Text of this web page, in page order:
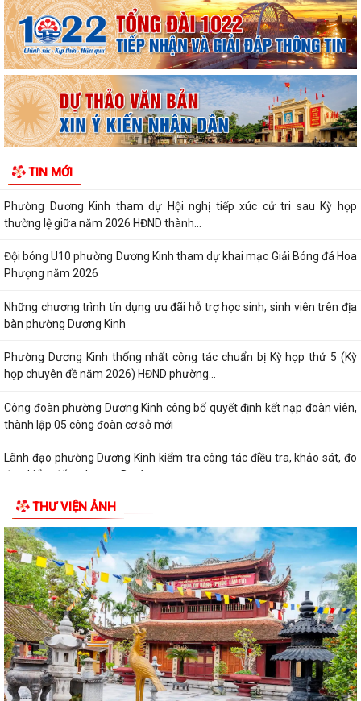
TIN MỚI
PHƯỜNG DƯƠNG KINH TRIỂN KHAI CHIẾN DỊCH 100 NGÀY THỰC HIỆN
CÁC NHIỆM VỤ VỀ CHUYỂN ĐỔI SỐ TRONG CÔNG...
PHƯỜNG DƯƠNG KINH TỔ CHỨC LỚP BỒI DƯỠNG NGHIỆP VỤ CÔNG
TÁC ĐẢNG CHO CẤP UỶ CƠ SỞ NĂM 2026
Phường Dương Kinh tổ chức họp triển khai Kế hoạch thu hồi đất thực
hiện Dự án khu tái định cư 2,7...
TỤC HÀNH CHÍNH THỨ 5 HẰNG TUẦN”
Phường Dương Kinh tham dự Hội nghị tiếp xúc cử tri sau Kỳ họp
thường lệ giữa năm 2026 HĐND thành...
Đội bóng U10 phường Dương Kinh tham dự khai mạc Giải Bóng đá Hoa
Phượng năm 2026
Những chương trình tín dụng ưu đãi hỗ trợ học sinh, sinh viên trên địa
bàn phường Dương Kinh
Phường Dương Kinh thống nhất công tác chuẩn bị Kỳ họp thứ 5 (Kỳ
họp chuyên đề năm 2026) HĐND phường...
Công đoàn phường Dương Kinh công bố quyết định kết nạp đoàn viên,
thành lập 05 công đoàn cơ sở mới
Lãnh đạo phường Dương Kinh kiểm tra công tác điều tra, khảo sát, đo
đạc, kiểm đếm phục vụ Dự án...
Ban Kinh tế - Ngân sách HĐND phường Dương Kinh khảo sát các dự án
dự kiến Kế hoạch đầu tư công năm...
Quyết định về việc công bố Danh mục thủ tục hành chính mới ban
hành, được sửa đổi, bổ sung và bị...
Quyết định về việc công bố thủ tục hành chính đặc thù mới ban hành
lĩnh vực đất đai thuộc phạm vi...
Quyết định về việc phê duyệt quy trình nội bộ giải quyết thủ tục hành
chính thuộc phạm vi chức năng...
THƯ VIỆN ẢNH